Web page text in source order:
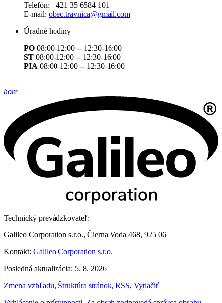
Telefón: +421 35 6584 101
E-mail: obec.travnica@gmail.com
Úradné hodiny
PO 08:00-12:00 -- 12:30-16:00
ST 08:00-12:00 -- 12:30-16:00
PIA 08:00-12:00 -- 12:30-16:00
hore
Technický prevádzkovateľ:
Galileo Corporation s.r.o., Čierna Voda 468, 925 06
Kontakt: Galileo Corporation s.r.o.
Posledná aktualizácia: 5. 8. 2026
Zmena vzhľadu, Štruktúra stránok, RSS, Vytlačiť